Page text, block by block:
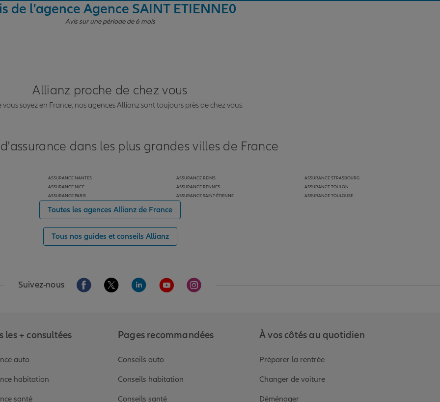
de l'agence Agence SAINT ETIENNE0
Avis sur une période de 6 mois
Allianz proche de chez vous
vous soyez en France, nos agences Allianz sont toujours près de chez vous.
dans les plus grandes villes de France
ASSURANCE NANTES
ASSURANCE NICE
ASSURANCE PARIS
ASSURANCE REIMS
ASSURANCE RENNES
ASSURANCE SAINT-ÉTIENNE
ASSURANCE STRASBOURG
ASSURANCE TOULON
ASSURANCE TOULOUSE
Toutes les agences Allianz de France
Tous nos guides et conseils Allianz
Suivez-nous Aller sur la page Facebook de Allianz
Aller sur la page Twitter de Allianz
Aller sur la page Linkedin de Allianz
Aller sur la page Youtube de Allianz
Aller sur la page Instagram de Allianz
les + consultées
auto
habitation
santé
Pages recommandées
Conseils auto
Conseils habitation
Conseils santé
À vos côtés au quotidien
Préparer la rentrée
Changer de voiture
Déménager